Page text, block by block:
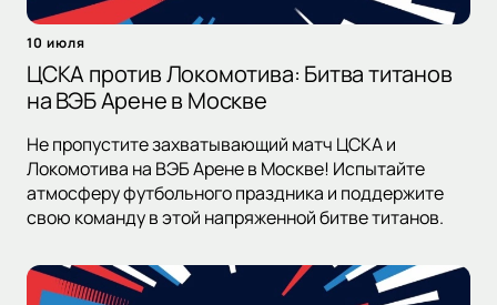
10 июля
ЦСКА против Локомотива: Битва титанов
на ВЭБ Арене в Москве
Не пропустите захватывающий матч ЦСКА и
Локомотива на ВЭБ Арене в Москве! Испытайте
атмосферу футбольного праздника и поддержите
свою команду в этой напряженной битве титанов.